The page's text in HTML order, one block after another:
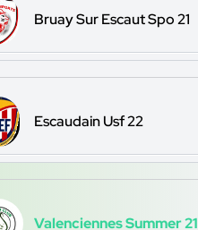
Bruay Sur Escaut Spo 21
Escaudain Usf 22
Valenciennes Summer 21